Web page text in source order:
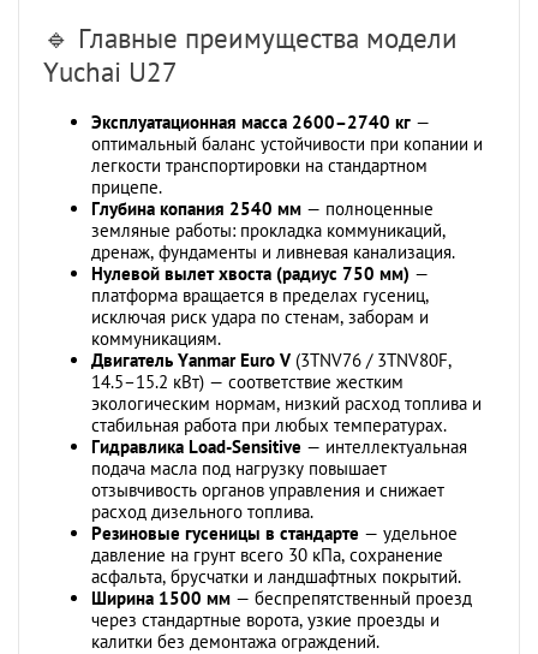
🔹 Главные преимущества модели
Yuchai U27
Эксплуатационная масса 2600–2740 кг —
оптимальный баланс устойчивости при копании и
легкости транспортировки на стандартном
прицепе.
Глубина копания 2540 мм — полноценные
земляные работы: прокладка коммуникаций,
дренаж, фундаменты и ливневая канализация.
Нулевой вылет хвоста (радиус 750 мм) —
платформа вращается в пределах гусениц,
исключая риск удара по стенам, заборам и
коммуникациям.
Двигатель Yanmar Euro V (3TNV76 / 3TNV80F,
14.5–15.2 кВт) — соответствие жестким
экологическим нормам, низкий расход топлива и
стабильная работа при любых температурах.
Гидравлика Load-Sensitive — интеллектуальная
подача масла под нагрузку повышает
отзывчивость органов управления и снижает
расход дизельного топлива.
Резиновые гусеницы в стандарте — удельное
давление на грунт всего 30 кПа, сохранение
асфальта, брусчатки и ландшафтных покрытий.
Ширина 1500 мм — беспрепятственный проезд
через стандартные ворота, узкие проезды и
калитки без демонтажа ограждений.